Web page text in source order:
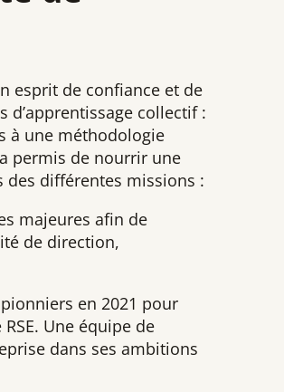
esprit de confiance et de
collectif :
à une méthodologie
permis de nourrir une
différentes missions :
majeures afin de
de direction,
en 2021 pour
Une équipe de
dans ses ambitions